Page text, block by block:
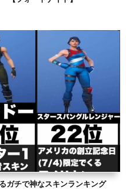
ガチで神なスキンランキング